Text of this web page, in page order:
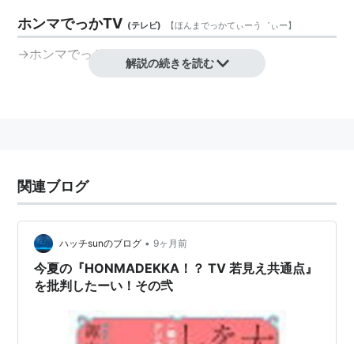
ホンマでっかTV (テレビ) 【ほんまでっかてぃーう゛ぃー】
→ホンマでっか!?TV
解説の続きを読む
関連ブログ
ハッチsunのブログ • 9ヶ月前
今夏の『HONMADEKKA！？ TV 若見え共通点』
を批判したーい！その弐